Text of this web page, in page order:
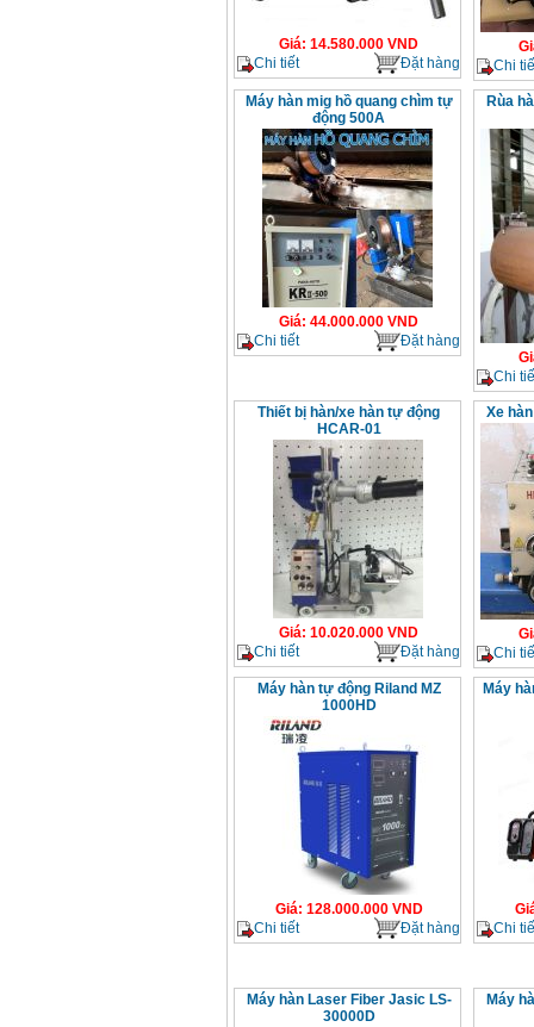
Giá: 14.580.000 VND
Chi tiết
Đặt hàng
Chi
Máy hàn mig hồ quang chìm tự
động 500A
Giá: 44.000.000 VND
Chi tiết
Đặt hàng
Rùa
Chi
Thiết bị hàn/xe hàn tự động
HCAR-01
Giá: 10.020.000 VND
Chi tiết
Đặt hàng
Xe
Chi
Máy hàn tự động Riland MZ
1000HD
Giá: 128.000.000VND
Chi tiết
Đặt hàng
Máy
Chi
Máy hàn Laser Fiber Jasic LS-
30000D
Máy